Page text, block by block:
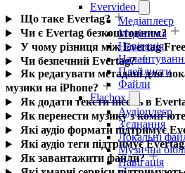
Evervideo
Медіаплеєр
Медіатека
Навігація
Плейлисти
Файли
Flacbox
Аудіоплеєр
З'єднання
Локальні
Музична
Навігація
Що таке Evertag?
Чи є Evertag безкоштовним?
У чому різниця між Evertag
Чи безпечний Evertag?
Як редагувати метадані для
музики на iPhone?
Як додати тексти пісень в
Як перенести музику з
Які аудіо формати підтримує
Які аудіо теги підтримує
Як завантажити файли?